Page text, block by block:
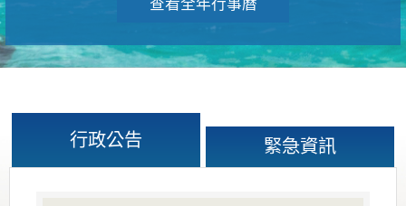
查看全年行事曆
行政公告 緊急資訊